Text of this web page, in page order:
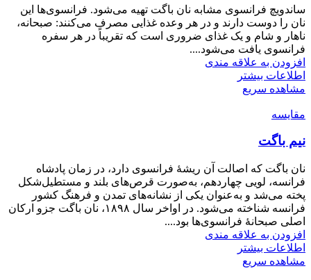
ساندویچ فرانسوی مشابه نان باگت تهیه می‌شود. فرانسوی‌ها این
نان را دوست دارند و در هر وعده غذایی مصرف می‌کنند: صبحانه،
ناهار و شام و یک غذای ضروری است که تقریباً در هر سفره
فرانسوی یافت می‌شود....
افزودن به علاقه مندی
اطلاعات بیشتر
مشاهده سریع
مقایسه
نیم باگت
نان باگت که اصالت آن ریشهٔ فرانسوی دارد، در زمان پادشاه
فرانسه، لویی چهاردهم، به‌صورت قرص‌های بلند و مستطیل‌شکل
پخته می‌شد و به‌عنوان یکی از نشانه‌های تمدن و فرهنگ کشور
فرانسه شناخته می‌شود. در اواخر سال ۱۸۹۸، نان باگت جزو ارکان
اصلی صبحانهٔ فرانسوی‌ها بود....
افزودن به علاقه مندی
اطلاعات بیشتر
مشاهده سریع